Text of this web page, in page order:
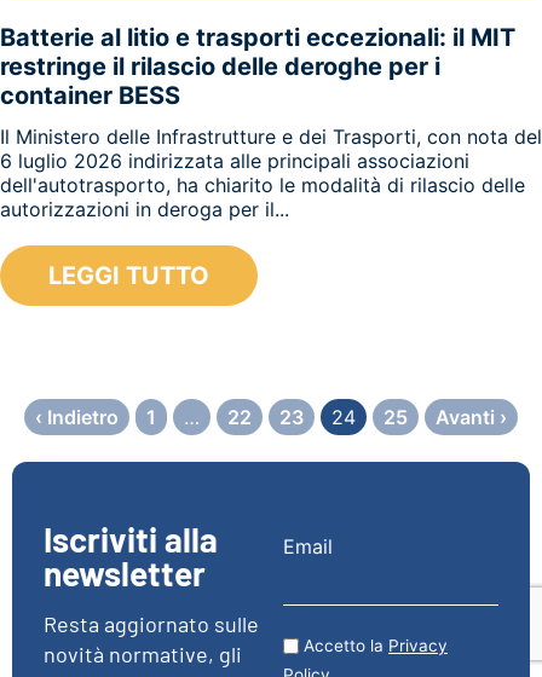
Batterie al litio e trasporti eccezionali: il MIT
restringe il rilascio delle deroghe per i
container BESS
Il Ministero delle Infrastrutture e dei Trasporti, con nota del
6 luglio 2026 indirizzata alle principali associazioni
dell'autotrasporto, ha chiarito le modalità di rilascio delle
autorizzazioni in deroga per il...
LEGGI TUTTO
‹ Indietro 1 … 22 23 24 25 Avanti ›
Iscriviti alla
newsletter
Resta aggiornato sulle
novità normative, gli
Email
Accetto la Privacy